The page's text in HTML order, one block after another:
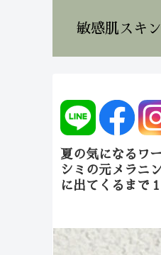
敏感肌スキ
夏の気になるワ
シミの元メラニ
に出てくるまで